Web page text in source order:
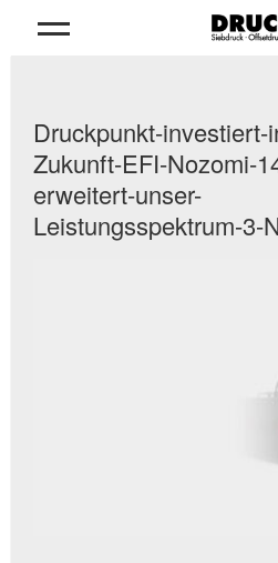
Druckpunkt-investiert-
Zukunft-EFI-Nozomi-
erweitert-unser-
Leistungsspektrum-3-